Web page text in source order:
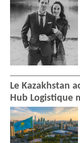
Le Kazakhstan
Hub Logistique